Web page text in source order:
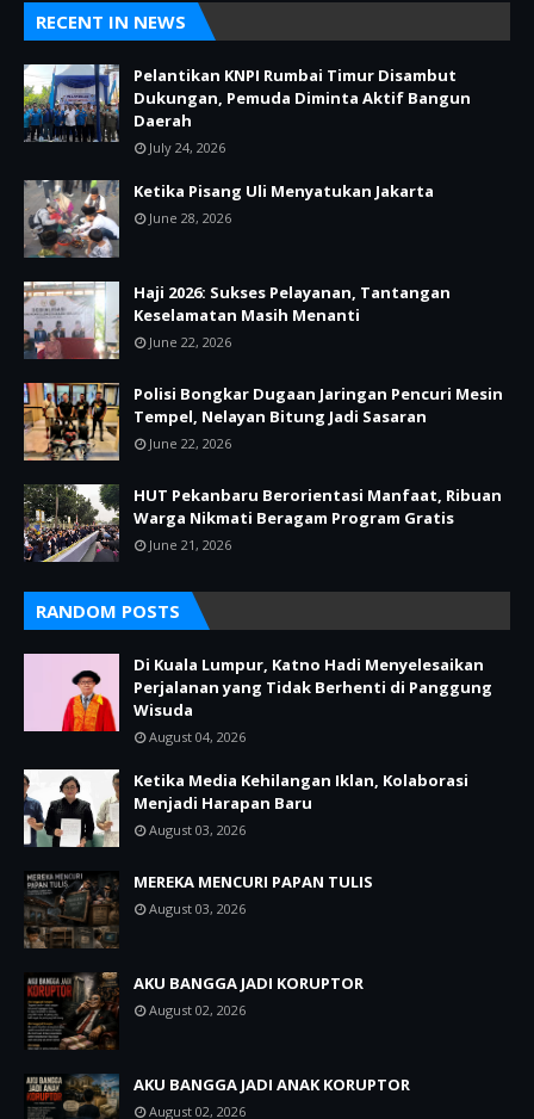
RECENT IN NEWS
Pelantikan KNPI Rumbai Timur Disambut
Dukungan, Pemuda Diminta Aktif Bangun
Daerah
July 24, 2026
Ketika Pisang Uli Menyatukan Jakarta
June 28, 2026
Haji 2026: Sukses Pelayanan, Tantangan
Keselamatan Masih Menanti
June 22, 2026
Polisi Bongkar Dugaan Jaringan Pencuri Mesin
Tempel, Nelayan Bitung Jadi Sasaran
June 22, 2026
HUT Pekanbaru Berorientasi Manfaat, Ribuan
Warga Nikmati Beragam Program Gratis
June 21, 2026
RANDOM POSTS
Di Kuala Lumpur, Katno Hadi Menyelesaikan
Perjalanan yang Tidak Berhenti di Panggung
Wisuda
August 04, 2026
Ketika Media Kehilangan Iklan, Kolaborasi
Menjadi Harapan Baru
August 03, 2026
MEREKA MENCURI PAPAN TULIS
August 03, 2026
AKU BANGGA JADI KORUPTOR
August 02, 2026
AKU BANGGA JADI ANAK KORUPTOR
August 02, 2026